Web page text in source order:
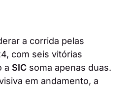
a corrida pelas
com seis vitórias
a SIC soma apenas duas.
em andamento, a